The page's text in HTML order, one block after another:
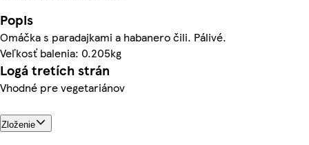
Popis
Omáčka s paradajkami a habanero čili. Pálivé.
Veľkosť balenia: 0.205kg
Logá tretích strán
Vhodné pre vegetariánov
Zloženie